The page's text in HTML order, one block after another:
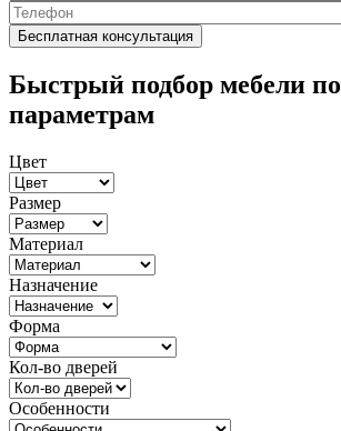
Быстрый подбор мебели по
параметрам
Цвет
Размер
Материал
Назначение
Форма
Кол-во дверей
Особенности